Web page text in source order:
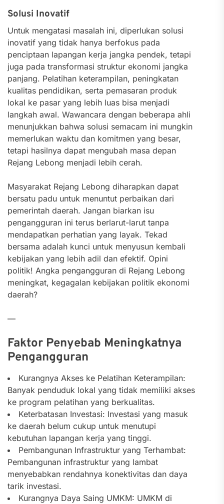
Solusi Inovatif
Untuk mengatasi masalah ini, diperlukan solusi
inovatif yang tidak hanya berfokus pada
penciptaan lapangan kerja jangka pendek, tetapi
juga pada transformasi struktur ekonomi jangka
panjang. Pelatihan keterampilan, peningkatan
kualitas pendidikan, serta pemasaran produk
lokal ke pasar yang lebih luas bisa menjadi
langkah awal. Wawancara dengan beberapa ahli
menunjukkan bahwa solusi semacam ini mungkin
memerlukan waktu dan komitmen yang besar,
tetapi hasilnya dapat mengubah masa depan
Rejang Lebong menjadi lebih cerah.
Masyarakat Rejang Lebong diharapkan dapat
bersatu padu untuk menuntut perbaikan dari
pemerintah daerah. Jangan biarkan isu
pengangguran ini terus berlarut-larut tanpa
mendapatkan perhatian yang layak. Tekad
bersama adalah kunci untuk menyusun kembali
kebijakan yang lebih adil dan efektif. Opini
politik! Angka pengangguran di Rejang Lebong
meningkat, kegagalan kebijakan politik ekonomi
daerah?
—
Faktor Penyebab Meningkatnya
Pengangguran
Kurangnya Akses ke Pelatihan Keterampilan:
Banyak penduduk lokal yang tidak memiliki akses
ke program pelatihan yang berkualitas.
Keterbatasan Investasi: Investasi yang masuk
ke daerah belum cukup untuk menutupi
kebutuhan lapangan kerja yang tinggi.
Pembangunan Infrastruktur yang Terhambat:
Pembangunan infrastruktur yang lambat
menyebabkan rendahnya konektivitas dan daya
tarik investasi.
Kurangnya Daya Saing UMKM: UMKM di